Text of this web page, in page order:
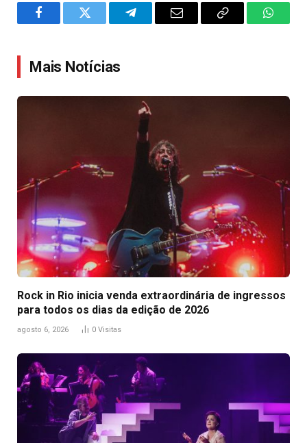
FacebookTwitter TelegramEmail
Copy
Mais Notícias
Rock in Rio inicia venda extraordinária de ingressos
para todos os dias da edição de 2026
agosto 6, 2026 0 Visitas